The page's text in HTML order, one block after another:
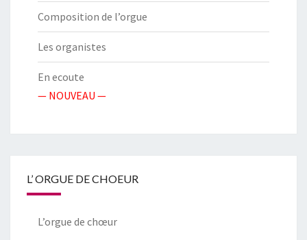
Composition de l’orgue
Les organistes
En ecoute
— NOUVEAU —
L’ ORGUE DE CHOEUR
L’orgue de chœur